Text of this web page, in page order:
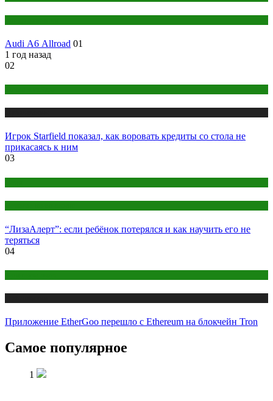
Аudi А6 Аllroad 01
1 год назад
02
Игрок Starfield показал, как воровать кредиты со стола не
прикасаясь к ним
03
“ЛизаАлерт”: если ребёнок потерялся и как научить его не
теряться
04
Приложение EtherGoo перешло с Ethereum на блокчейн Tron
Самое популярное
1